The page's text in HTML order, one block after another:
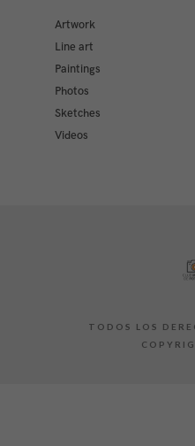
Artwork
Line art
Paintings
Photos
Sketches
Videos
TODOS LOS